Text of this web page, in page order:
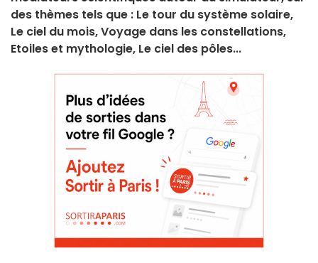
des thèmes tels que : Le tour du système solaire,
Le ciel du mois, Voyage dans les constellations,
Etoiles et mythologie, Le ciel des pôles...